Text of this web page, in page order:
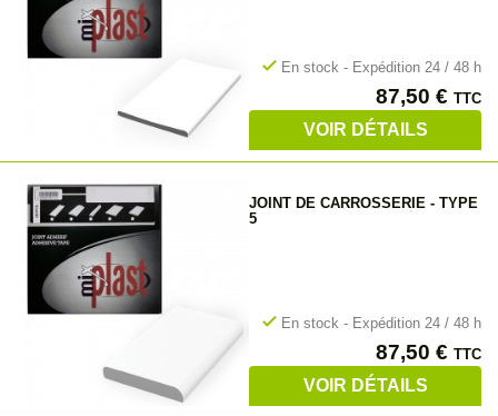
check En stock - Expédition 24 / 48 h
Prix
87,50 € TTC
VOIR DÉTAILS
JOINT DE CARROSSERIE - TYPE
5
check En stock - Expédition 24 / 48 h
Prix
87,50 € TTC
VOIR DÉTAILS